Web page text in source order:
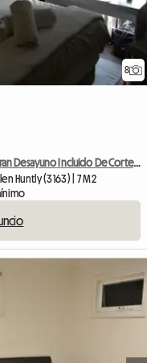
8
Hogar Lejos De Casa - Gran Desayuno Incluido De Cortesía
Huntly (3163) | 7 M2